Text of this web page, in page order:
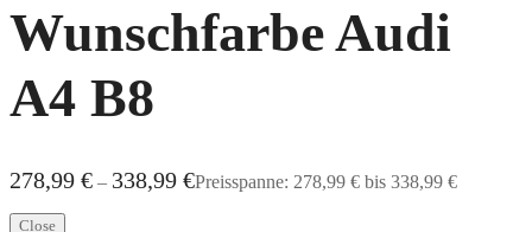
Wunschfarbe Audi
A4 B8
278,99 € – 338,99 €Preisspanne: 278,99 € bis 338,99 €
Close